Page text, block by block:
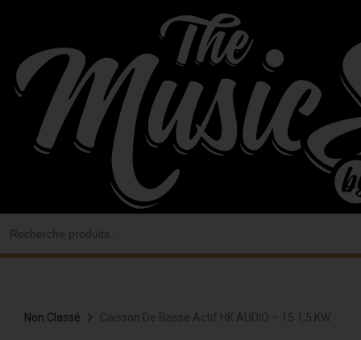
contenu
Non Classé Caisson De Basse Actif HK AUDIO – 15 1,5 KW